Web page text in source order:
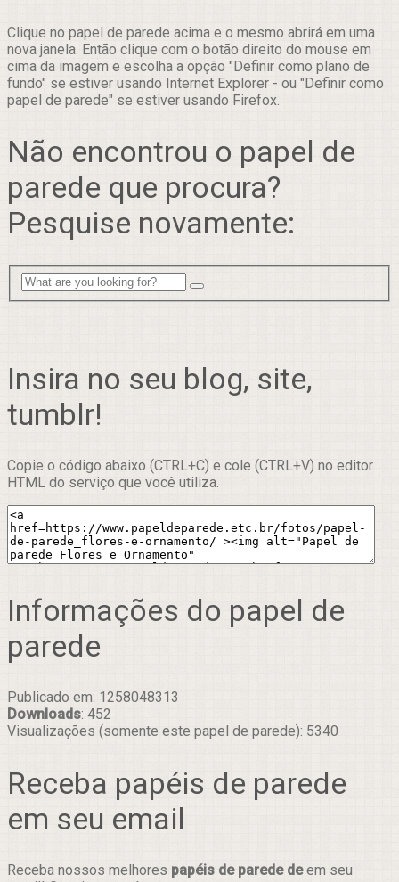
Clique no papel de parede acima e o mesmo abrirá em uma
nova janela. Então clique com o botão direito do mouse em
cima da imagem e escolha a opção "Definir como plano de
fundo" se estiver usando Internet Explorer - ou "Definir como
papel de parede" se estiver usando Firefox.
Não encontrou o papel de
parede que procura?
Pesquise novamente:
Insira no seu blog, site,
tumblr!
Copie o código abaixo (CTRL+C) e cole (CTRL+V) no editor
HTML do serviço que você utiliza.
Informações do papel de
parede
Publicado em: 1258048313
Downloads: 452
Visualizações (somente este papel de parede): 5340
Receba papéis de parede
em seu email
Receba nossos melhores papéis de parede deem seu